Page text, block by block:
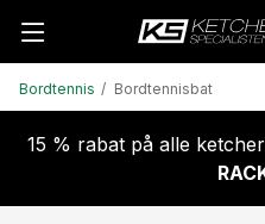
Bordtennis Bordtennisbat
15 % rabat på alle